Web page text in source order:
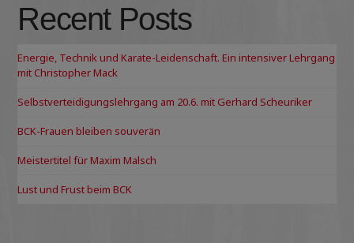
Recent Posts
Energie, Technik und Karate-Leidenschaft. Ein intensiver Lehrgang
mit Christopher Mack
Selbstverteidigungslehrgang am 20.6. mit Gerhard Scheuriker
BCK-Frauen bleiben souverän
Meistertitel für Maxim Malsch
Lust und Frust beim BCK